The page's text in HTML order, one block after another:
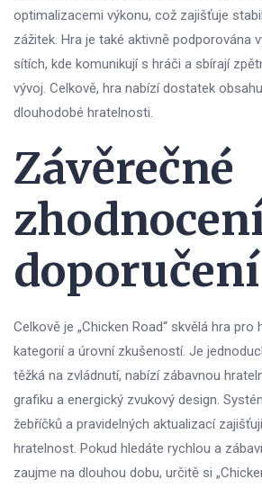
optimalizacemi výkonu, což zajišťuje
zážitek. Hra je také aktivně podporována
sítích, kde komunikují s hráči a sbírají
vývoj. Celkově, hra nabízí dostatek
dlouhodobé hratelnosti.
Závěrečné
doporučení
Celkově je „Chicken Road“ skvělá hra
kategorií a úrovní zkušeností. Je
těžká na zvládnutí, nabízí zábavnou
grafiku a energický zvukový design.
žebříčků a pravidelných aktualizací
hratelnost. Pokud hledáte rychlou a
zaujme na dlouhou dobu, určitě si